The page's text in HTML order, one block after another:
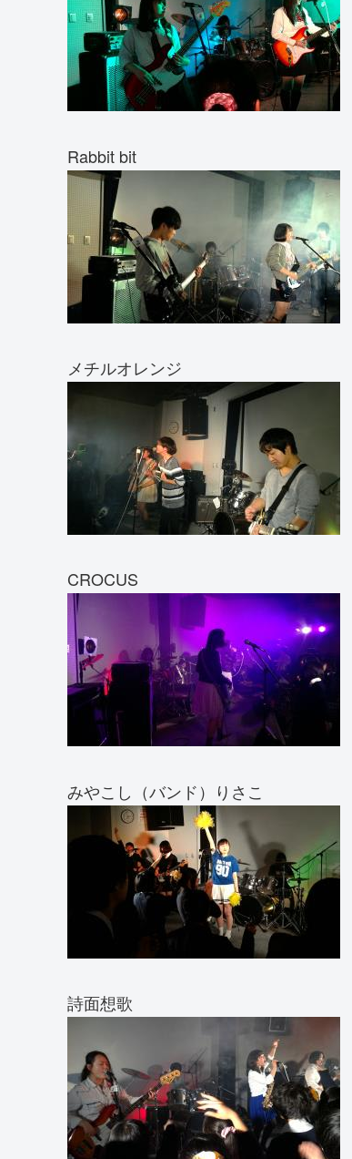
Rabbit bit
メチルオレンジ
CROCUS
みやこし（バンド）りさこ
詩面想歌